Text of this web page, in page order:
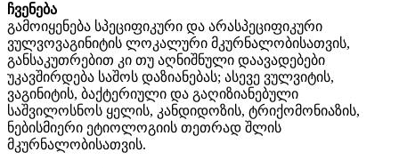
ჩვენება
გამოიყენება სპეციფიკური და არასპეციფიკური
ვულვოვაგინიტის ლოკალური მკურნალობისათვის,
განსაკუთრებით კი თუ აღნიშნული დაავადებები
უკავშირდება საშოს დაზიანებას; ასევე ვულვიტის,
ვაგინიტის, ბაქტერიული და გაღიზიანებული
საშვილოსნოს ყელის, კანდიდოზის, ტრიქომონიაზის,
ნებისმიერი ეტიოლოგიის თეთრად შლის
მკურნალობისათვის.